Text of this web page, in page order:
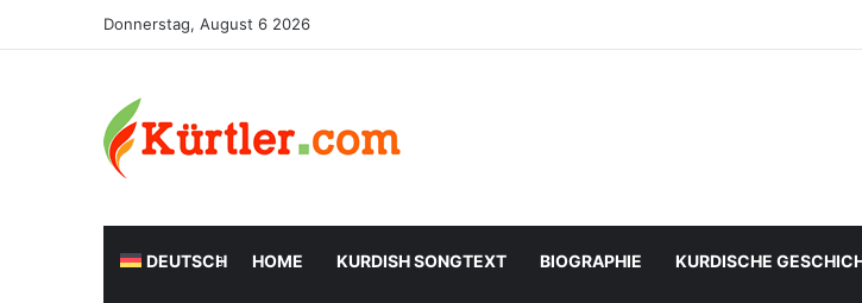
Donnerstag, August 6 2026
DEUTSCH HOME KURDISH SONGTEXT BIOGRAPHIE KURDISCHE